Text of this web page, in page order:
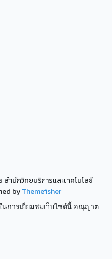
ำนักวิทยบริการและเทคโนโลยี
by Themefisher
นการเยี่ยมชมเว็บไซต์นี้ อณุญาต